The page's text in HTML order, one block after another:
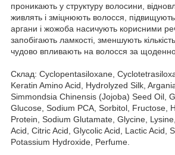
проникають у структуру волосини,
живлять і зміцнюють волосся, підвищують
аргани і жожоба насичують корисними
запобігають ламкості, зменшують кількість
чудово впливають на волосся за
Склад: Cyclopentasiloxane,
Keratin Amino Acid, Hydrolyzed Silk,
Simmondsia Chinensis (Jojoba) Seed Oil,
Glucose, Sodium PCA, Sorbitol, Fructose,
Protein, Sodium Glutamate, Glycine,
Acid, Citric Acid, Glycolic Acid, Lactic Acid,
Potassium Hydroxide, Perfume.